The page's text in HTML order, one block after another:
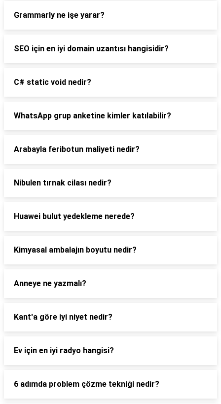
Grammarly ne işe yarar?
SEO için en iyi domain uzantısı hangisidir?
C# static void nedir?
WhatsApp grup anketine kimler katılabilir?
Arabayla feribotun maliyeti nedir?
Nibulen tırnak cilası nedir?
Huawei bulut yedekleme nerede?
Kimyasal ambalajın boyutu nedir?
Anneye ne yazmalı?
Kant'a göre iyi niyet nedir?
Ev için en iyi radyo hangisi?
6 adımda problem çözme tekniği nedir?